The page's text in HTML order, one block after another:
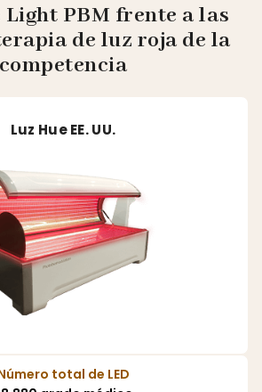
Light PBM frente a las
de luz roja de la
competencia
Luz Hue EE. UU.
total de LED